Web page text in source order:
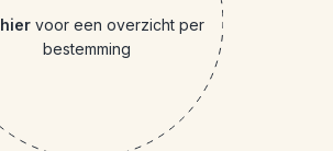
hiervoor een overzicht per
bestemming